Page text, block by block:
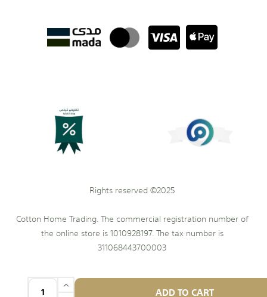
ADD TO CART
Rights reserved ©2025
Cotton Home Trading. The commercial registration number of
the online store is 1010928197. The tax number is
311068443700003